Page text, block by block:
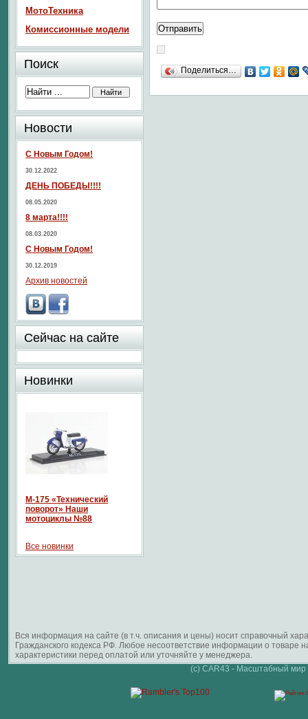
Поделиться…
МотоТехника
Комиссионные модели
Поиск
Новости
С Новым Годом!
30.12.2022
ДЕНЬ ПОБЕДЫ!!!!
08.05.2020
8 марта!!!!
08.03.2020
С Новым Годом!
30.12.2019
Архив новостей
Сейчас на сайте
Новинки
М-175 «Технический
поворот» Наши
мотоциклы №88
Все новинки
Вся информация на сайте (в т.ч. описания и цены) носит справочный
Гражданского кодекса РФ. Любое несоответствие информации о
характеристики перед оплатой или уточняйте у менеджера.
(c) CAR43 - Масштабный мир